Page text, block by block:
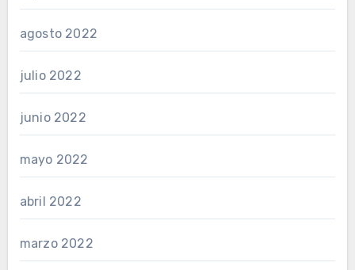
agosto 2022
julio 2022
junio 2022
mayo 2022
abril 2022
marzo 2022